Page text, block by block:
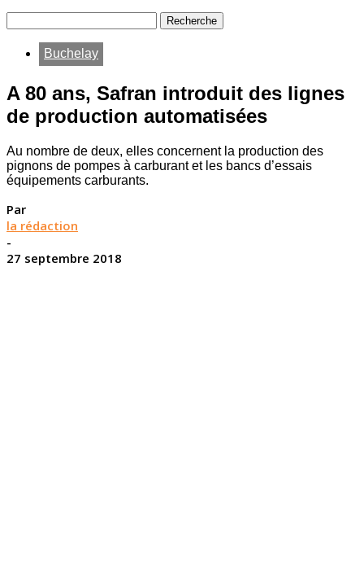
Buchelay
A 80 ans, Safran introduit des lignes
de production automatisées
Au nombre de deux, elles concernent la production des
pignons de pompes à carburant et les bancs d’essais
équipements carburants.
Par
la rédaction
-
27 septembre 2018